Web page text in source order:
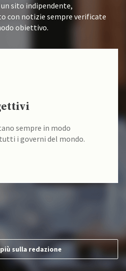
sito indipendente,
con notizie sempre verificate
obiettivo.
sempre in modo
i governi del mondo.
sulla redazione